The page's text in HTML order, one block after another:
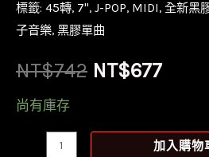
標籤: 45轉, 7'', J-POP, MIDI, 全新黑
子音樂, 黑膠單曲
NT$742 原
NT$677目
價
尚有庫存
加入購物